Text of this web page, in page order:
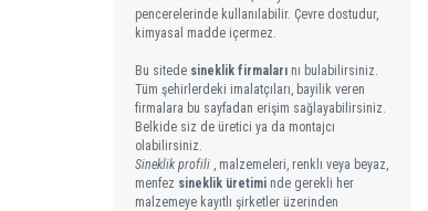
pencerelerinde kullanılabilir. Çevre dostudur,
kimyasal madde içermez.
Bu sitede sineklik firmaları nı bulabilirsiniz.
Tüm şehirlerdeki imalatçıları, bayilik veren
firmalara bu sayfadan erişim sağlayabilirsiniz.
Belkide siz de üretici ya da montajcı
olabilirsiniz.
Sineklik profili , malzemeleri, renklı veya beyaz,
menfez sineklik üretimi nde gerekli her
malzemeye kayıtlı şirketler üzerinden